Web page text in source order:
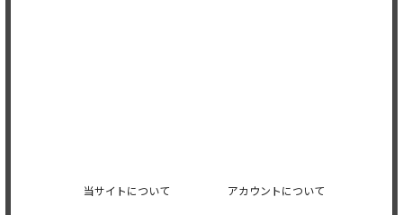
当サイトについて アカウントについて